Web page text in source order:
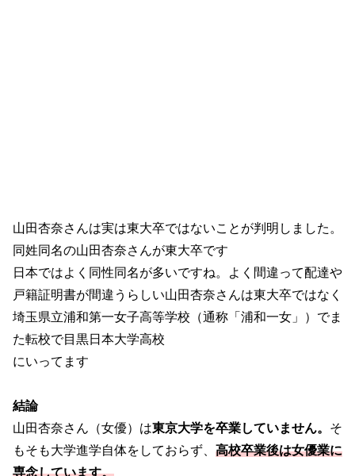
山田杏奈さんは実は東大卒ではないことが判明しました。
同姓同名の山田杏奈さんが東大卒です
日本ではよく同性同名が多いですね。よく間違って配達や
戸籍証明書が間違うらしい山田杏奈さんは東大卒ではなく
埼玉県立浦和第一女子高等学校（通称「浦和一女」）でま
た転校で目黒日本大学高校
にいってます
結論
山田杏奈さん（女優）は東京大学を卒業していません。 そ
もそも大学進学自体をしておらず、 高校卒業後は女優業に
専念しています。